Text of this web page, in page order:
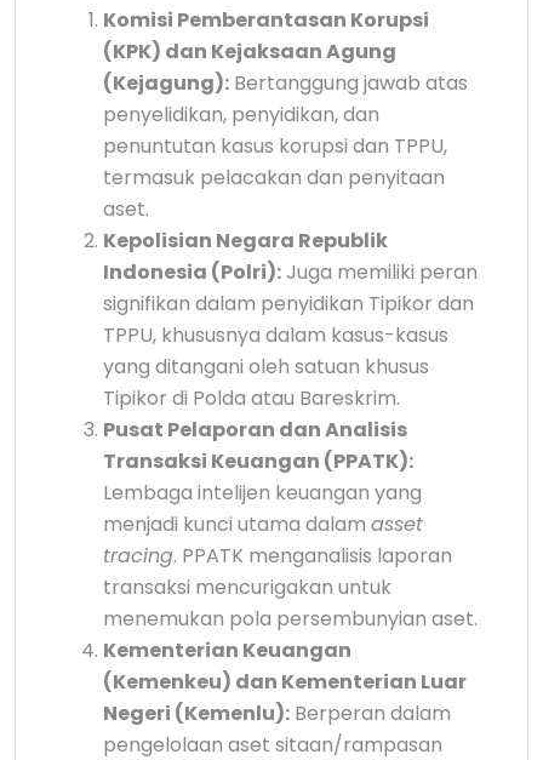
Komisi Pemberantasan Korupsi
(KPK) dan Kejaksaan Agung
(Kejagung): Bertanggung jawab atas
penyelidikan, penyidikan, dan
penuntutan kasus korupsi dan TPPU,
termasuk pelacakan dan penyitaan
aset.
Kepolisian Negara Republik
Indonesia (Polri):Juga memiliki peran
signifikan dalam penyidikan Tipikor dan
TPPU, khususnya dalam kasus-kasus
yang ditangani oleh satuan khusus
Tipikor di Polda atau Bareskrim.
Pusat Pelaporan dan Analisis
Transaksi Keuangan (PPATK):
Lembaga intelijen keuangan yang
menjadi kunci utama dalam asset
tracing. PPATK menganalisis laporan
transaksi mencurigakan untuk
menemukan pola persembunyian aset.
Kementerian Keuangan
(Kemenkeu) dan Kementerian Luar
Negeri (Kemenlu): Berperan dalam
pengelolaan aset sitaan/rampasan